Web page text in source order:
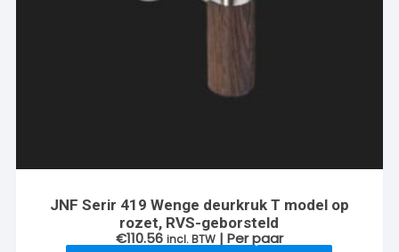
JNF Serir 419 Wenge deurkruk T model op
rozet, RVS-geborsteld
€110.56 incl. BTW | Per paar